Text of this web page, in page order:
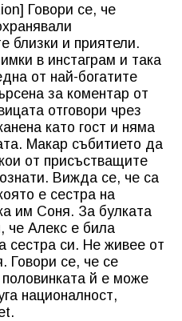
Говори се, че
близки и приятели.
в инстаграм и така
от най-богатите
за коментар от
отговори чрез
като гост и няма
Макар събитието да
от присъстващите
Вижда се, че са
е сестра на
им Соня. За булката
че Алекс е била
сестра си. Не живее от
Говори се, че се
й е може
националност,